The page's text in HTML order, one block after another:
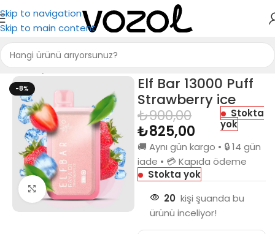
Skip to navigation
Skip to main content
Ana Sayfa Elf Bar Elf Bar 13000 Puff RAYA D1
-8%
Büyütmek için tıkla
Elf Bar 13000 Puff
Strawberry ice
₺900,00
₺825,00
Stokta
yok
🚚 Aynı gün kargo • 🔒 14 gün
iade • 💳 Kapıda ödeme
Stokta yok
20 kişi şuanda bu
ürünü inceliyor!